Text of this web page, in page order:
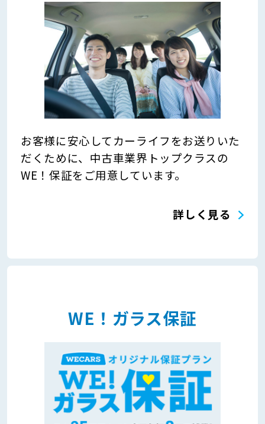
お客様に安心してカーライフをお送りいた
だくために、中古車業界トップクラスの
WE！保証をご用意しています。
詳しく見る
WE！ガラス保証